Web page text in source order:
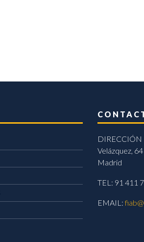
DIRECCIÓN
Velázquez,
Madrid
TEL: 91 411
EMAIL: